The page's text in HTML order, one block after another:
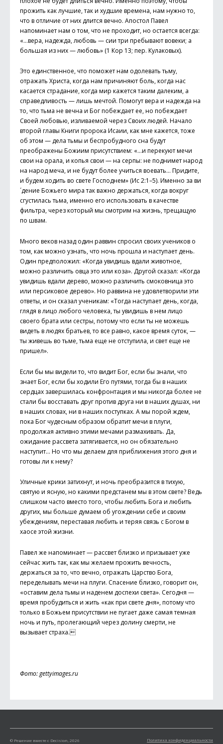
прожить как лучшие, так и худшие времена, нам нужно то,
что в отличие от них длится вечно. Апостол Павел
напоминает нам о том, что не проходит, но остается всегда:
«…вера, надежда, любовь — сии три пребывают вовеки; а
большая из них — любовь» (1 Кор 13; пер. Кулаковых).
Это единственное, что поможет нам одолевать тьму,
отражать Христа, когда нам причиняют боль, когда нас
касается страдание, когда мир кажется таким далеким, а
справедливость — лишь мечтой. Помогут вера и надежда на
то, что тьма не вечна и Бог побеждает ее, но побеждает
Своей любовью, изливаемой через Своих людей. Начало
второй главы Книги пророка Исаии, как мне кажется, тоже
об этом — дела тьмы и беспробудного сна будут
преображены Божиим присутствием: «…и перекуют мечи
свои на орала, и копья свои — на серпы: не поднимет народ
на народ меча, и не будут более учиться воевать… Придите,
и будем ходить во свете Господнем» (Ис 2:1–5). Именно за ви
´дение Божьего мира так важно держаться, когда вокруг
сгустилась тьма, именно его использовать в качестве
фильтра, через который мы смотрим на жизнь, трещащую
по швам.
Много веков назад один раввин спросил своих учеников о
том, как можно узнать, что ночь прошла и наступает день.
Один предположил: «Когда увидишь вдали животное,
можно различить овца это или коза». Другой сказал: «Когда
увидишь вдали дерево, можно различить смоковница это
или персиковое дерево». Но раввина не удовлетворили эти
ответы, и он сказал ученикам: «Тогда наступает день, когда,
глядя в лицо любого человека, ты увидишь в нем лицо
своего брата или сестры, потому что если ты не можешь
видеть в людях братьев, то все равно, какое время суток, —
ты живешь во тьме, тьма еще не отступила, и свет еще не
пришел».
Если бы мы видели то, что видит Бог, если бы знали, что
знает Бог, если бы ходили Его путями, тогда бы в наших
сердцах завершилась конфронтация и мы никогда более не
стали бы восставать друг против друга ни в наших душах, ни
в наших словах, ни в наших поступках. А мы порой ждем,
пока Бог чудесным образом обратит мечи в плуги,
продолжая активно этими мечами размахивать. Да,
ожидание рассвета затягивается, но он обязательно
наступит… Но что мы делаем для приближения этого дня и
готовы ли к нему?
Уличные крики затихнут, и ночь преобразится в тихую,
святую и ясную, но какими предстанем мы в этом свете? Ведь
слишком часто вместо того, чтобы любить Бога и любить
других, мы больше думаем об угождении себе и своим
убеждениям, переставая любить и теряя связь с Богом в
хаосе этой жизни.
Павел же напоминает — рассвет близко и призывает уже
сейчас жить так, как мы желаем прожить вечность,
держаться за то, что вечно, отражать Царство Бога,
переделывать мечи на плуги. Спасение близко, говорит он,
«оставим дела тьмы и наденем доспехи света». Сегодня —
время пробудиться и жить «как при свете дня», потому что
только в Божьем присутствии не пугает даже самая темная
ночь и путь, пролегающий через долину смерти, не
вызывает страха.
Фото: gettyimages.ru
Политика конфиденциальности
© Решение вместе с Decision, 2026